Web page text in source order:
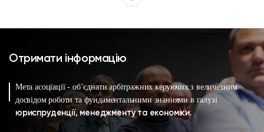
Отримати інформацію
Мета асоціації - об’єднати арбітражних керуючих з величезним
досвідом роботи та фундаментальними знаннями в галузі
юриспруденції, менеджменту та економіки.